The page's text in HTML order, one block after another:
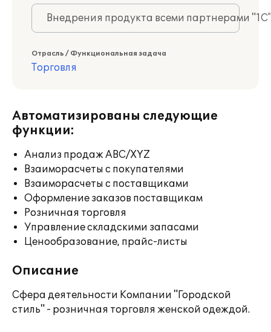
Внедрения продукта всеми партнерами
Отрасль / Функциональная задача
Торговля
Автоматизированы следующие
функции:
Анализ продаж ABC/XYZ
Взаиморасчеты с покупателями
Взаиморасчеты с поставщиками
Оформление заказов поставщикам
Розничная торговля
Управление складскими запасами
Ценообразование, прайс-листы
Описание
Сфера деятельности Компании "Городской
стиль" - розничная торговля женской одеждой.